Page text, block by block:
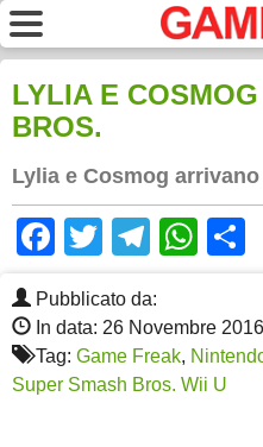
LYLIA E
BROS.
Lylia e Cosmog
Facebook
Twitter
Pubblicato da:
In data: 26 Novembre
Tag: Game Freak,
Super Smash Bros. Wii U